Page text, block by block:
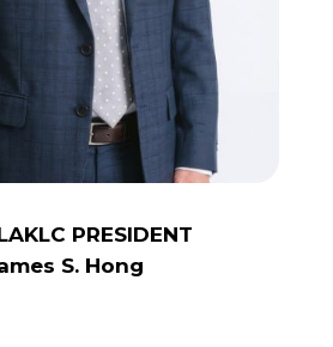
PRESIDENT
S. Hong